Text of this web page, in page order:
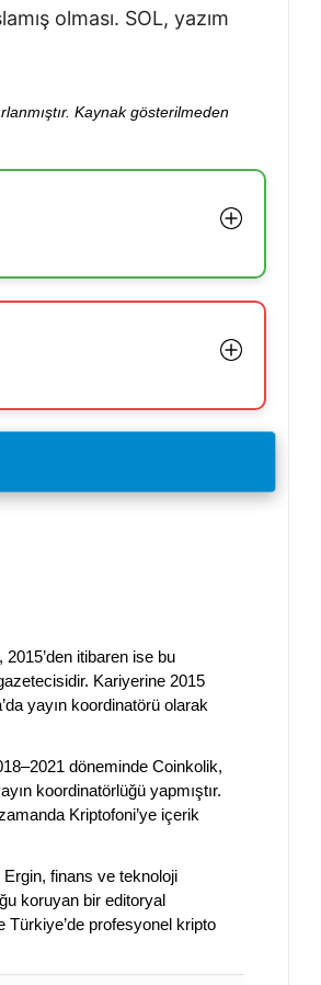
olması. SOL, yazım
Kaynak gösterilmeden
itibaren ise bu
Kariyerine 2015
yayın koordinatörü olarak
döneminde Coinkolik,
koordinatörlüğü yapmıştır.
Kriptofoni’ye içerik
Ergin, finans ve teknoloji
koruyan bir editoryal
Türkiye’de profesyonel kripto